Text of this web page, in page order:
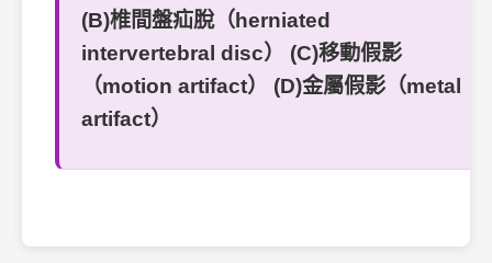
(B)椎間盤疝脫（herniated
intervertebral disc） (C)移動假影
（motion artifact） (D)金屬假影（metal
artifact）